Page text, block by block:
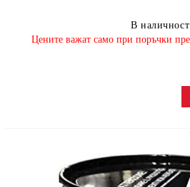
В наличност
​Цените важат само при поръчки